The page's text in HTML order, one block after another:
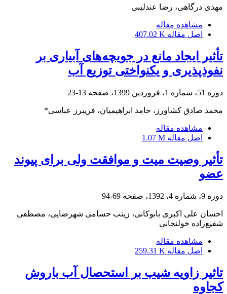
مهدی درگاهی، رضا عندلیبی
مشاهده مقاله
اصل مقاله 407.02 K
تأثیر ایجاد مانع در جویچه‌های آبیاری بر
نفوذپذیری و یکنواختی توزیع آب
دوره 51، شماره 1، فروردین 1399، صفحه 13-23
محمد صادق کشاورز، حامد ابراهیمیان، فریبرز عباسی*
مشاهده مقاله
اصل مقاله 1.07 M
تأثیر وصیت میت و موافقت ولی برای پیوند
عضو
دوره 9، شماره 4، 1392، صفحه 69-94
احسان علی اکبری بابوکانی، زینب حسامی شهرضایی، مصطفی
شفیع‌زاده خولنجانی
مشاهده مقاله
اصل مقاله 259.31 K
تاثیر زاویه شیب بر استحصال آب باروش
کجاوه